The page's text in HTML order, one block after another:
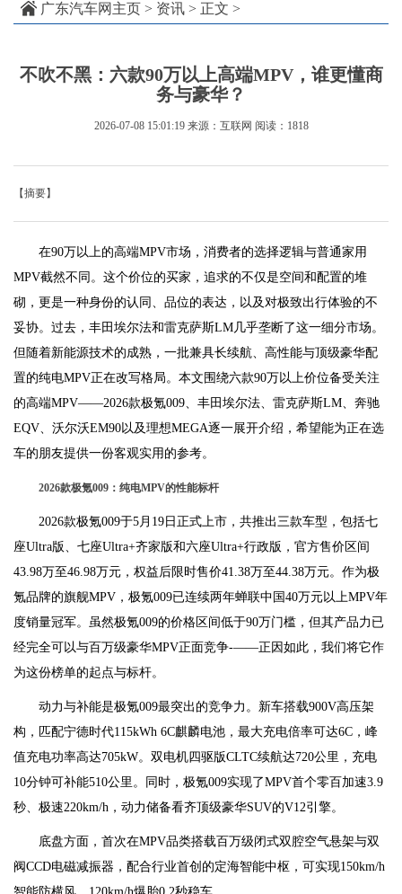
广东汽车网主页 > 资讯 > 正文 >
不吹不黑：六款90万以上高端MPV，谁更懂商
务与豪华？
2026-07-08 15:01:19 来源：互联网 阅读：1818
【摘要】
在90万以上的高端MPV市场，消费者的选择逻辑与普通家用
MPV截然不同。这个价位的买家，追求的不仅是空间和配置的堆
砌，更是一种身份的认同、品位的表达，以及对极致出行体验的不
妥协。过去，丰田埃尔法和雷克萨斯LM几乎垄断了这一细分市场。
但随着新能源技术的成熟，一批兼具长续航、高性能与顶级豪华配
置的纯电MPV正在改写格局。本文围绕六款90万以上价位备受关注
的高端MPV——2026款极氪009、丰田埃尔法、雷克萨斯LM、奔驰
EQV、沃尔沃EM90以及理想MEGA逐一展开介绍，希望能为正在选
车的朋友提供一份客观实用的参考。
2026款极氪009：纯电MPV的性能标杆
2026款极氪009于5月19日正式上市，共推出三款车型，包括七
座Ultra版、七座Ultra+齐家版和六座Ultra+行政版，官方售价区间
43.98万至46.98万元，权益后限时售价41.38万至44.38万元。作为极
氪品牌的旗舰MPV，极氪009已连续两年蝉联中国40万元以上MPV年
度销量冠军。虽然极氪009的价格区间低于90万门槛，但其产品力已
经完全可以与百万级豪华MPV正面竞争-——正因如此，我们将它作
为这份榜单的起点与标杆。
动力与补能是极氪009最突出的竞争力。新车搭载900V高压架
构，匹配宁德时代115kWh 6C麒麟电池，最大充电倍率可达6C，峰
值充电功率高达705kW。双电机四驱版CLTC续航达720公里，充电
10分钟可补能510公里。同时，极氪009实现了MPV首个零百加速3.9
秒、极速220km/h，动力储备看齐顶级豪华SUV的V12引擎。
底盘方面，首次在MPV品类搭载百万级闭式双腔空气悬架与双
阀CCD电磁减振器，配合行业首创的定海智能中枢，可实现150km/h